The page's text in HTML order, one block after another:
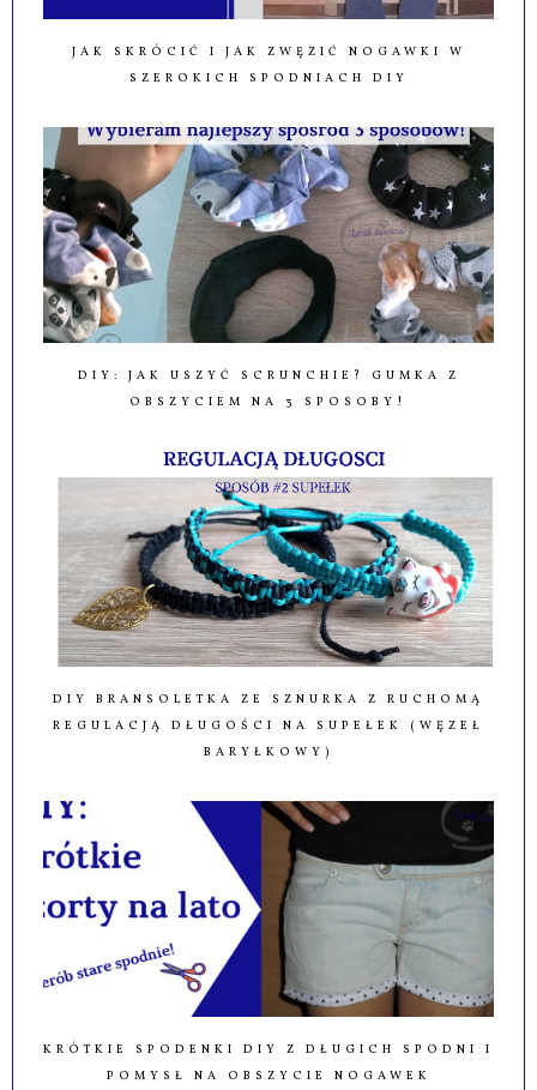
JAK SKRÓCIĆ I JAK ZWĘZIĆ NOGAWKI W
SZEROKICH SPODNIACH DIY
DIY: JAK USZYĆ SCRUNCHIE? GUMKA Z
OBSZYCIEM NA 3 SPOSOBY!
DIY BRANSOLETKA ZE SZNURKA Z RUCHOMĄ
REGULACJĄ DŁUGOŚCI NA SUPEŁEK (WĘZEŁ
BARYŁKOWY)
KRÓTKIE SPODENKI DIY Z DŁUGICH SPODNI I
POMYSŁ NA OBSZYCIE NOGAWEK